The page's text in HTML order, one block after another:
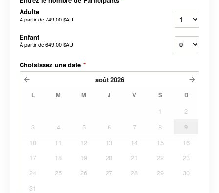
Adulte
À partir de749,00 $AU
Enfant
À partir de649,00 $AU
Choisissez une date *
août 2026
L M M J V S D
1
2
3
4 5 6 7 8
9
10
11 12 13 14 15
16
17
18 19 20 21 22
23
24
25 26 27 28 29
30
31